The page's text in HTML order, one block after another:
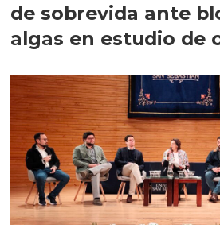
de sobrevida ante
algas en estudio de